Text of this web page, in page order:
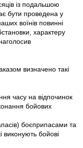
із подальшою
бути проведена у
воїнів повинні
характеру
визначено такі
часу на відпочинок
бойових
боєприпасами та
виконують бойові